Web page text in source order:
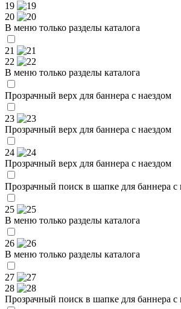
19
20
В меню только разделы каталога
21
22
В меню только разделы каталога
Прозрачный верх для баннера с наездом
23
Прозрачный верх для баннера с наездом
24
Прозрачный верх для баннера с наездом
Прозрачный поиск в шапке для баннера с
25
В меню только разделы каталога
26
В меню только разделы каталога
27
28
Прозрачный поиск в шапке для баннера с